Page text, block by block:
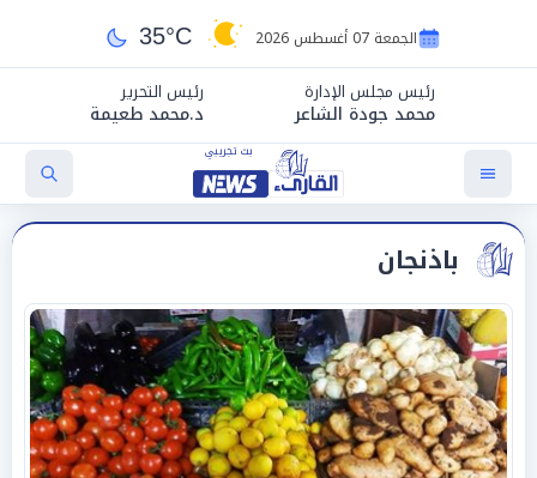
الجمعة 07 أغسطس 2026 35°C
رئيس مجلس الإدارة
محمد جودة الشاعر
رئيس التحرير
د.محمد طعيمة
باذنجان